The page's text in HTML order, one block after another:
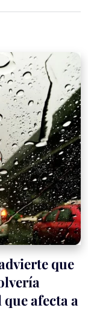
que
afecta a